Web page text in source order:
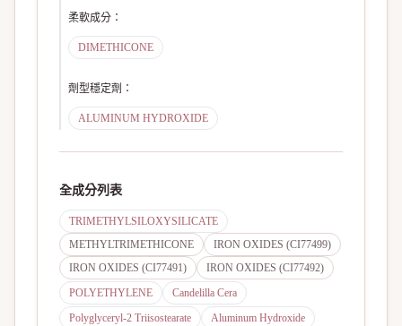
柔軟成分 ：
DIMETHICONE
劑型穩定劑 ：
ALUMINUM HYDROXIDE
全成分列表
TRIMETHYLSILOXYSILICATE
METHYLTRIMETHICONE
IRON OXIDES (CI77499)
IRON OXIDES (CI77491)
IRON OXIDES (CI77492)
POLYETHYLENE
Candelilla Cera
Polyglyceryl-2 Triisostearate
Aluminum Hydroxide